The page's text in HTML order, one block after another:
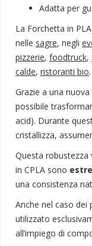
Adatta per
La Forchetta in
nelle sagre, negli
pizzerie, foodtruck,
calde, ristoranti bio.
Grazie a una
possibile
acid). Durante
cristallizza,
Questa robustezza
in CPLA sono
una consistenza
Anche nel caso dei
utilizzato
all’impiego di